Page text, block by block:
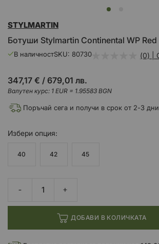
към
на
галерия
Ботуши Stylmartin Continental WP Red
STYLMARTIN
В наличностSKU 80730 (0) |
347,17 € / 679,01 лв.
Валутен курс: 1 EUR = 1.95583 BGN
Поръчай сега и получи в срок от 2-3
Избери опция
40 42 45
ДОБАВИ В КОЛИЧКАТА